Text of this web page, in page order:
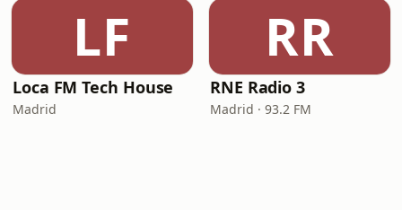
LF
Loca FM Tech House
Madrid
RR
RNE Radio 3
Madrid · 93.2 FM